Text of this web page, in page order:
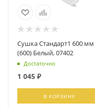
Сушка Стандарт1 600 мм
(600) Белый, 07402
Достаточно
1 045 ₽
В КОРЗИНУ